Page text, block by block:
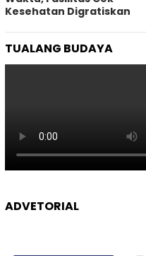
Kesehatan Digratiskan
TUALANG BUDAYA
ADVETORIAL